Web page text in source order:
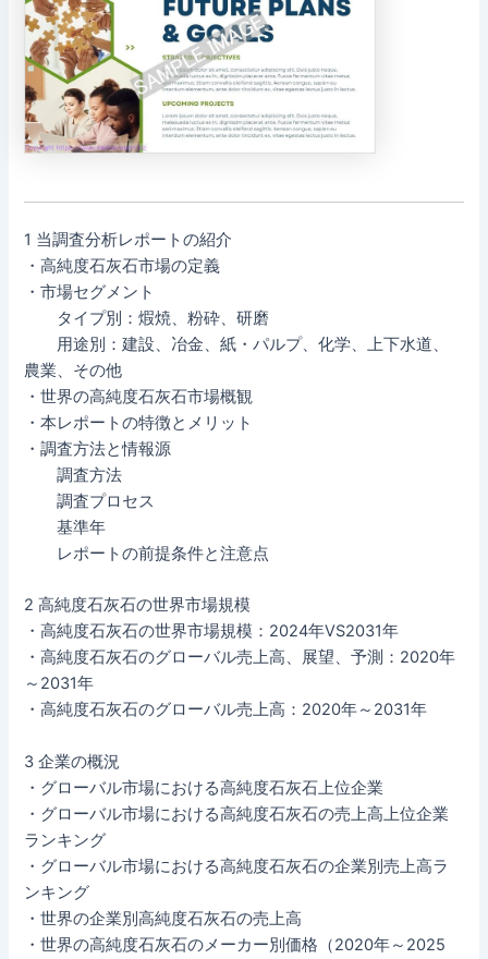
1 当調査分析レポートの紹介
・高純度石灰石市場の定義
・市場セグメント
タイプ別：煆焼、粉砕、研磨
用途別：建設、冶金、紙・パルプ、化学、上下水道、
農業、その他
・世界の高純度石灰石市場概観
・本レポートの特徴とメリット
・調査方法と情報源
調査方法
調査プロセス
基準年
レポートの前提条件と注意点
2 高純度石灰石の世界市場規模
・高純度石灰石の世界市場規模：2024年VS2031年
・高純度石灰石のグローバル売上高、展望、予測：2020年
～2031年
・高純度石灰石のグローバル売上高：2020年～2031年
3 企業の概況
・グローバル市場における高純度石灰石上位企業
・グローバル市場における高純度石灰石の売上高上位企業
ランキング
・グローバル市場における高純度石灰石の企業別売上高ラ
ンキング
・世界の企業別高純度石灰石の売上高
・世界の高純度石灰石のメーカー別価格（2020年～2025